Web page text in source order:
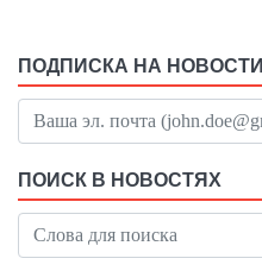
ПОДПИСКА НА НОВОСТИ
ПОИСК В НОВОСТЯХ